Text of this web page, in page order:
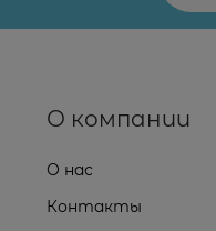
О компании
О нас
Контакты